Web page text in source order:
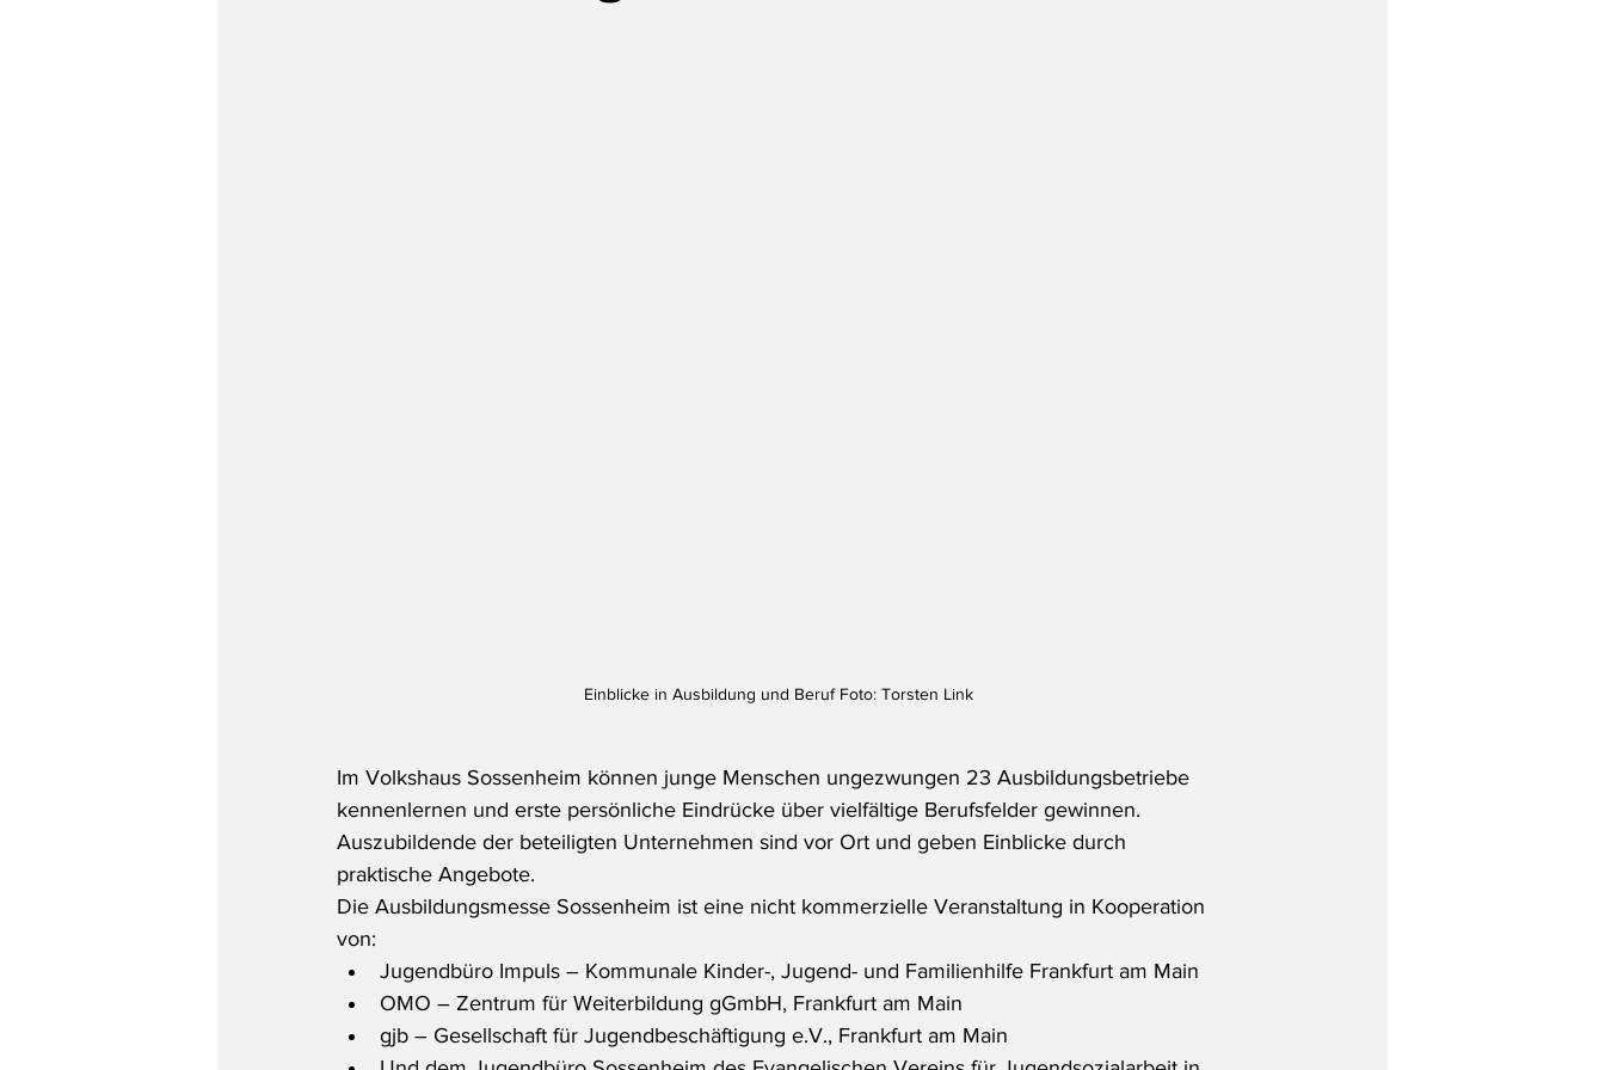
Einblicke in Ausbildung und Beruf Foto: Torsten Link
Im Volkshaus Sossenheim können junge Menschen ungezwungen 23 Ausbildungsbetriebe
kennenlernen und erste persönliche Eindrücke über vielfältige Berufsfelder gewinnen.
Auszubildende der beteiligten Unternehmen sind vor Ort und geben Einblicke durch
praktische Angebote.
Die Ausbildungsmesse Sossenheim ist eine nicht kommerzielle Veranstaltung in Kooperation
von:
Jugendbüro Impuls – Kommunale Kinder-, Jugend- und Familienhilfe Frankfurt am Main
OMO – Zentrum für Weiterbildung gGmbH, Frankfurt am Main
gjb – Gesellschaft für Jugendbeschäftigung e.V., Frankfurt am Main